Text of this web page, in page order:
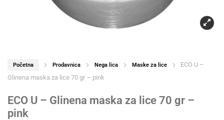
Početna Prodavnica Nega lica Maske za lice
ECO U –
Glinena maska za lice 70 gr – pink
ECO U – Glinena maska za lice 70 gr –
pink